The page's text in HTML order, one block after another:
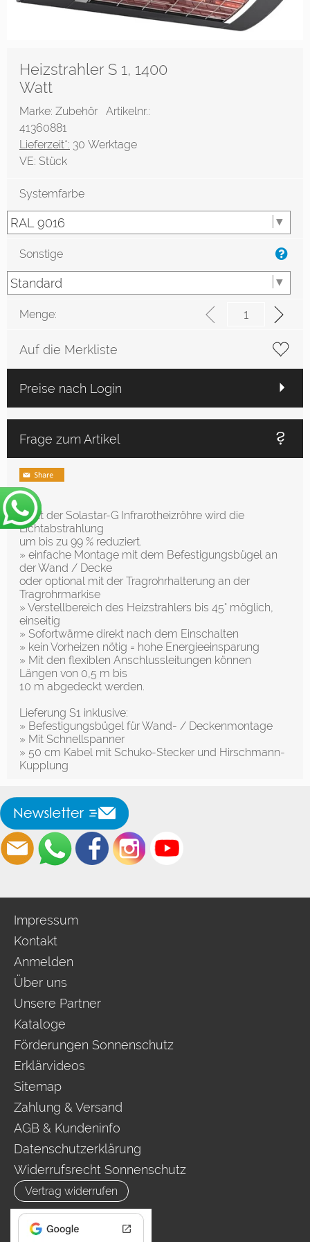
Heizstrahler S 1, 1400
Watt
Marke: Zubehör Artikelnr.:
41360881
Lieferzeit*: 30 Werktage
VE: Stück
Systemfarbe
Sonstige
Menge:
Auf die Merkliste
Preise nach Login
Frage zum Artikel
» Mit der Solastar-G Infrarotheizröhre wird die
Lichtabstrahlung
um bis zu 99 % reduziert.
» einfache Montage mit dem Befestigungsbügel an
der Wand / Decke
oder optional mit der Tragrohrhalterung an der
Tragrohrmarkise
» Verstellbereich des Heizstrahlers bis 45° möglich,
einseitig
» Sofortwärme direkt nach dem Einschalten
» kein Vorheizen nötig = hohe Energieeinsparung
» Mit den flexiblen Anschlussleitungen können
Längen von 0,5 m bis
10 m abgedeckt werden.
Lieferung S1 inklusive:
» Befestigungsbügel für Wand- / Deckenmontage
» Mit Schnellspanner
» 50 cm Kabel mit Schuko-Stecker und Hirschmann-
Kupplung
Impressum
Kontakt
Anmelden
Über uns
Unsere Partner
Kataloge
Förderungen Sonnenschutz
Erklärvideos
Sitemap
Zahlung & Versand
AGB & Kundeninfo
Datenschutzerklärung
Widerrufsrecht Sonnenschutz
Vertrag widerrufen